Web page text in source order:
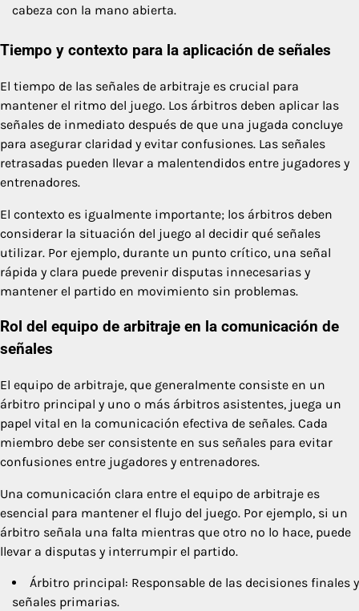
cabeza con la mano abierta.
Tiempo y contexto para la aplicación de señales
El tiempo de las señales de arbitraje es crucial para
mantener el ritmo del juego. Los árbitros deben aplicar las
señales de inmediato después de que una jugada concluye
para asegurar claridad y evitar confusiones. Las señales
retrasadas pueden llevar a malentendidos entre jugadores y
entrenadores.
El contexto es igualmente importante; los árbitros deben
considerar la situación del juego al decidir qué señales
utilizar. Por ejemplo, durante un punto crítico, una señal
rápida y clara puede prevenir disputas innecesarias y
mantener el partido en movimiento sin problemas.
Rol del equipo de arbitraje en la comunicación de
señales
El equipo de arbitraje, que generalmente consiste en un
árbitro principal y uno o más árbitros asistentes, juega un
papel vital en la comunicación efectiva de señales. Cada
miembro debe ser consistente en sus señales para evitar
confusiones entre jugadores y entrenadores.
Una comunicación clara entre el equipo de arbitraje es
esencial para mantener el flujo del juego. Por ejemplo, si un
árbitro señala una falta mientras que otro no lo hace, puede
llevar a disputas y interrumpir el partido.
Árbitro principal: Responsable de las decisiones finales y
señales primarias.